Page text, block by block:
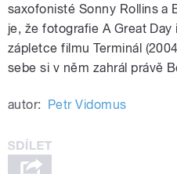
saxofonisté Sonny Rollins a
je, že fotografie A Great
zápletce filmu Terminál
sebe si v něm zahrál právě
autor: Petr Vidomus